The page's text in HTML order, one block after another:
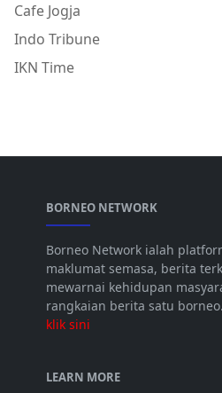
Cafe Jogja
Indo Tribune
IKN Time
BORNEO NETWORK
Borneo Network ialah
maklumat semasa, berita
mewarnai kehidupan
rangkaian berita satu
klik sini
LEARN MORE